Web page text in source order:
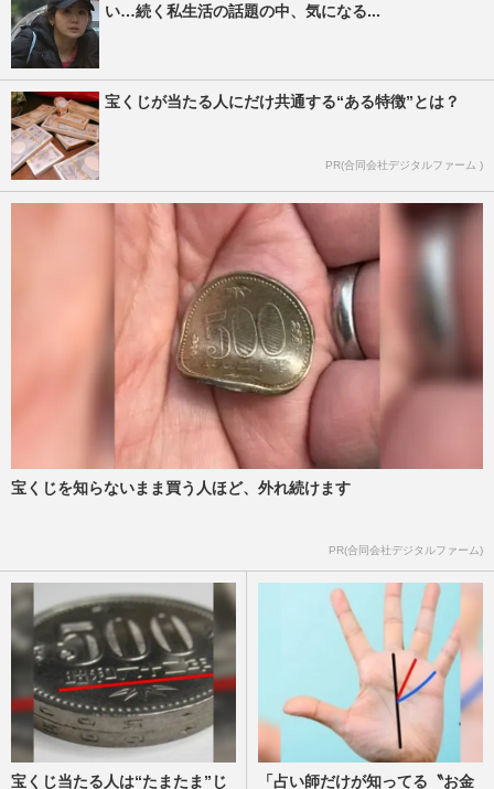
い…続く私生活の話題の中、気になる...
宝くじが当たる人にだけ共通する“ある特徴”とは？
PR(合同会社デジタルファーム )
宝くじを知らないまま買う人ほど、外れ続けます
PR(合同会社デジタルファーム)
宝くじ当たる人は“たまたま”じ 「占い師だけが知ってる〝お金